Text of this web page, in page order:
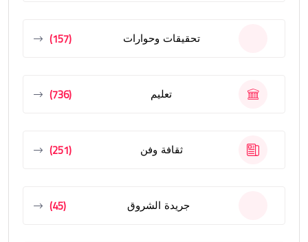
تحقيقات وحوارات (157)
تعليم (736)
ثقافة وفن (251)
جريدة الشروق (45)